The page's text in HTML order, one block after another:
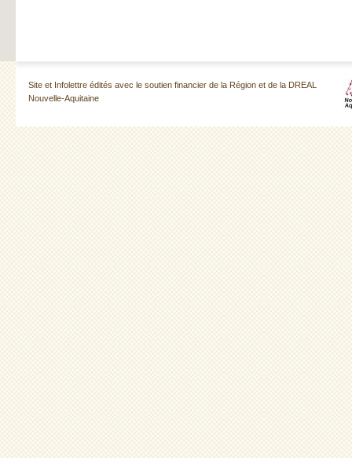
Site et Infolettre édités avec le soutien financier de la Région et de la DREAL
Nouvelle-Aquitaine